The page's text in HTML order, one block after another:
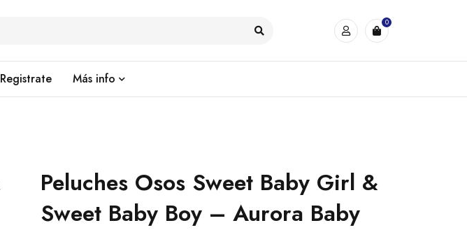
0
Registrate Más info
Peluches Osos Sweet Baby Girl &
Sweet Baby Boy – Aurora Baby